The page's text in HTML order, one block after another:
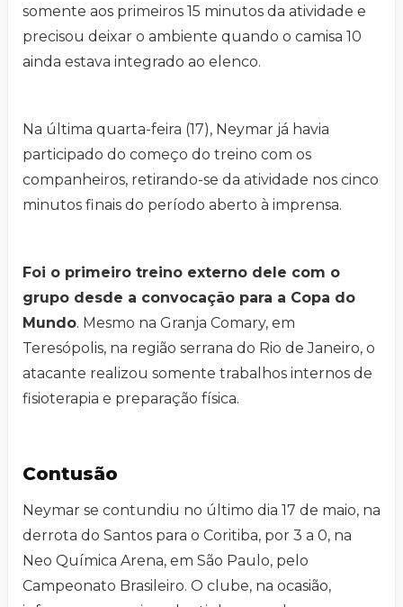
somente aos primeiros 15 minutos da atividade e
precisou deixar o ambiente quando o camisa 10
ainda estava integrado ao elenco.
Na última quarta-feira (17), Neymar já havia
participado do começo do treino com os
companheiros, retirando-se da atividade nos cinco
minutos finais do período aberto à imprensa.
Foi o primeiro treino externo dele com o
grupo desde a convocação para a Copa do
Mundo. Mesmo na Granja Comary, em
Teresópolis, na região serrana do Rio de Janeiro, o
atacante realizou somente trabalhos internos de
fisioterapia e preparação física.
Contusão
Neymar se contundiu no último dia 17 de maio, na
derrota do Santos para o Coritiba, por 3 a 0, na
Neo Química Arena, em São Paulo, pelo
Campeonato Brasileiro. O clube, na ocasião,